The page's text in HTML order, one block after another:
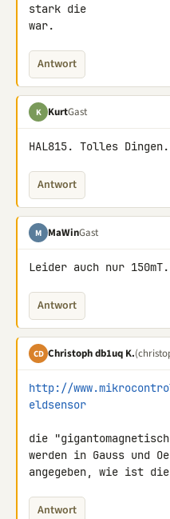
stark die
war.
Antwort
K KurtGast
HAL815. Tolles
Antwort
M MaWinGast
Leider auch nur 150mT.
Antwort
CD Christoph db1uq K.
http://
eldsensor
die
werden in Gauss und
angegeben, wie ist die
Antwort